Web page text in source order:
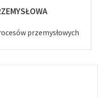
przemysłowych